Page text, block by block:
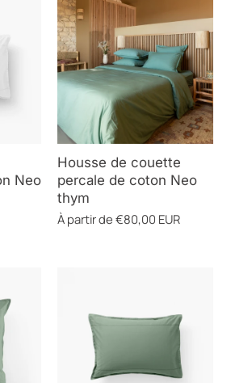
Neo
Housse de couette
percale de coton Neo
thym
À partir de €80,00 EUR